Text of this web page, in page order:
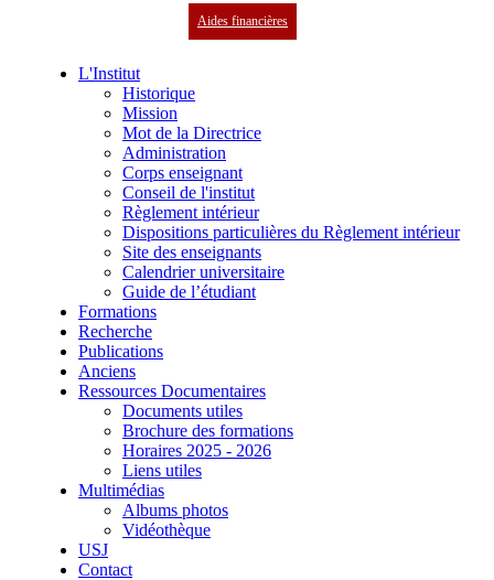
Aides financières
L'Institut
Historique
Mission
Mot de la Directrice
Administration
Corps enseignant
Conseil de l'institut
Règlement intérieur
Dispositions particulières du Règlement intérieur
Site des enseignants
Calendrier universitaire
Guide de l’étudiant
Formations
Recherche
Publications
Anciens
Ressources Documentaires
Documents utiles
Brochure des formations
Horaires 2025 - 2026
Liens utiles
Multimédias
Albums photos
Vidéothèque
USJ
Contact